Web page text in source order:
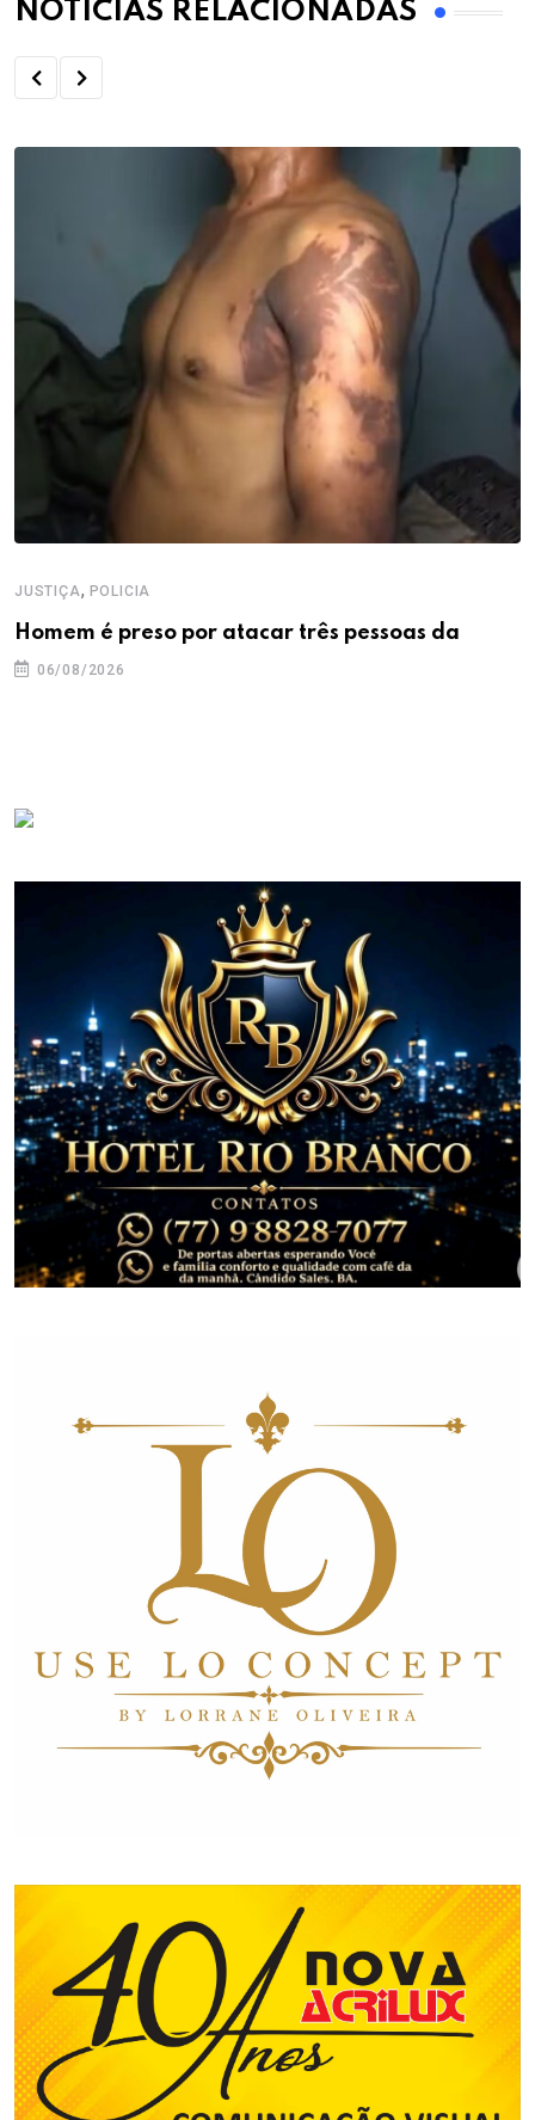
NOTÍCIAS RELACIONADAS
JUSTIÇA, POLICIA
Homem é preso por atacar três pessoas da
06/08/2026